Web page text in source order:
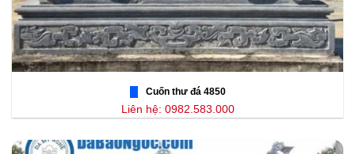
Cuốn thư đá 4850
Liên hệ: 0982.583.000